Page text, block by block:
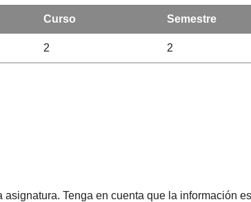
Curso Semestre
2 2
Tenga en cuenta que la información